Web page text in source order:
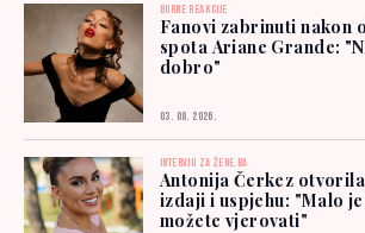
BURNE REAKCIJE
Fanovi zabrinuti nakon
spota Ariane Grande:
dobro"
03. 08. 2026.
INTERVJU ZA ŽENE.BA
Antonija Čerkez
izdaji i uspjehu: "Malo
možete vjerovati"